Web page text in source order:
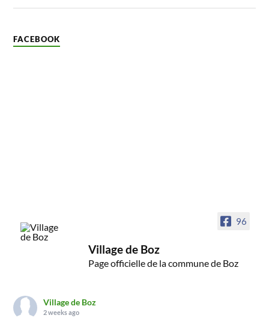
FACEBOOK
96
Village de Boz
Page officielle de la commune de Boz
Village de Boz
2 weeks ago